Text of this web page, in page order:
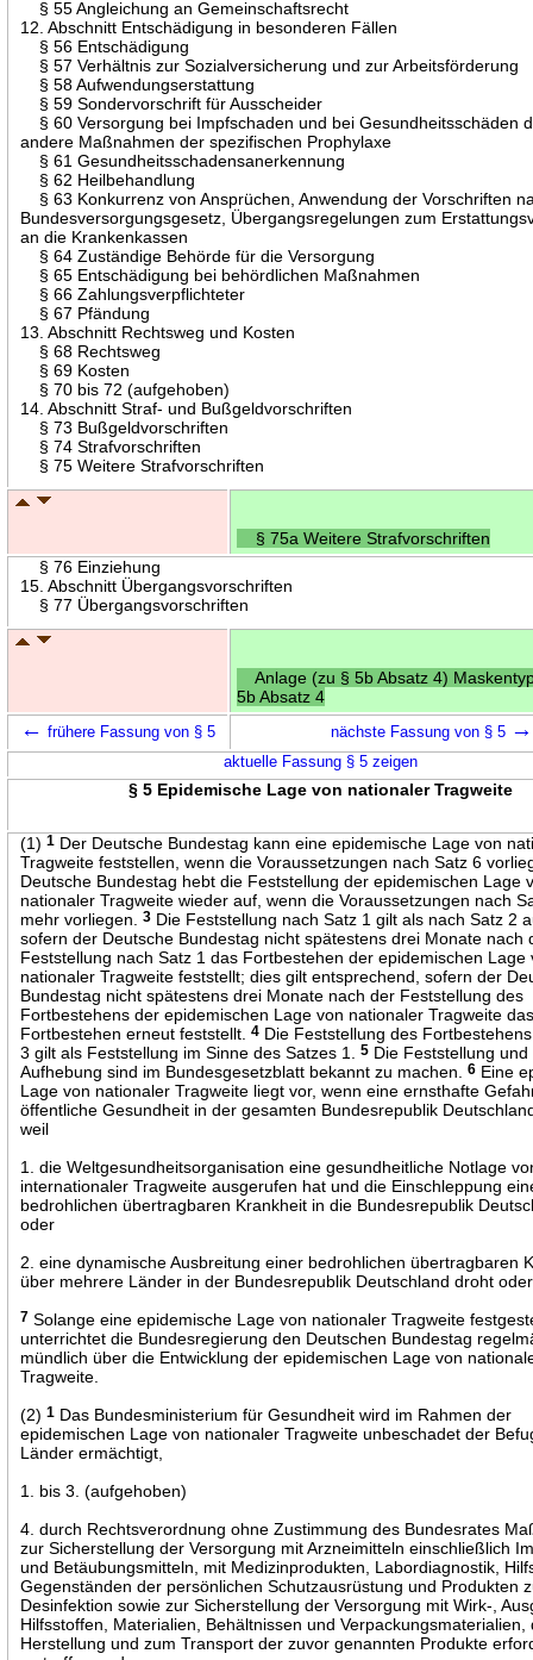
§ 55 Angleichung an Gemeinschaftsrecht
12. Abschnitt Entschädigung in besonderen Fällen
§ 56 Entschädigung
§ 57 Verhältnis zur Sozialversicherung und zur Arbeitsförderung
§ 58 Aufwendungserstattung
§ 59 Sondervorschrift für Ausscheider
§ 60 Versorgung bei Impfschaden und bei Gesundheitsschäden
andere Maßnahmen der spezifischen Prophylaxe
§ 61 Gesundheitsschadensanerkennung
§ 62 Heilbehandlung
§ 63 Konkurrenz von Ansprüchen, Anwendung der Vorschriften
Bundesversorgungsgesetz, Übergangsregelungen zum
an die Krankenkassen
§ 64 Zuständige Behörde für die Versorgung
§ 65 Entschädigung bei behördlichen Maßnahmen
§ 66 Zahlungsverpflichteter
§ 67 Pfändung
13. Abschnitt Rechtsweg und Kosten
§ 68 Rechtsweg
§ 69 Kosten
§ 70 bis 72 (aufgehoben)
14. Abschnitt Straf- und Bußgeldvorschriften
§ 73 Bußgeldvorschriften
§ 74 Strafvorschriften
§ 75 Weitere Strafvorschriften
§ 75a Weitere Strafvorschriften
§ 76 Einziehung
15. Abschnitt Übergangsvorschriften
§ 77 Übergangsvorschriften
Anlage (zu § 5b Absatz 4)
5b Absatz 4
← frühere Fassung von § 5 nächste Fassung von § 5 →
aktuelle Fassung § 5 zeigen
§ 5 Epidemische Lage von nationaler Tragweite
(1)1 Der Deutsche Bundestag kann eine epidemische Lage von
Tragweite feststellen, wenn die Voraussetzungen nach Satz 6
Deutsche Bundestag hebt die Feststellung der epidemischen Lage
nationaler Tragweite wieder auf, wenn die Voraussetzungen nach
mehr vorliegen.3 Die Feststellung nach Satz 1 gilt als nach Satz 2
sofern der Deutsche Bundestag nicht spätestens drei Monate nach
Feststellung nach Satz 1 das Fortbestehen der epidemischen Lage
nationaler Tragweite feststellt; dies gilt entsprechend, sofern der
Bundestag nicht spätestens drei Monate nach der Feststellung des
Fortbestehens der epidemischen Lage von nationaler Tragweite
Fortbestehen erneut feststellt.4 Die Feststellung des
3 gilt als Feststellung im Sinne des Satzes 1.5 Die Feststellung und
Aufhebung sind im Bundesgesetzblatt bekannt zu machen.6 Eine
Lage von nationaler Tragweite liegt vor, wenn eine ernsthafte
öffentliche Gesundheit in der gesamten Bundesrepublik
weil
1. die Weltgesundheitsorganisation eine gesundheitliche Notlage
internationaler Tragweite ausgerufen hat und die Einschleppung
bedrohlichen übertragbaren Krankheit in die Bundesrepublik
oder
2. eine dynamische Ausbreitung einer bedrohlichen übertragbaren
über mehrere Länder in der Bundesrepublik Deutschland droht
7 Solange eine epidemische Lage von nationaler Tragweite
unterrichtet die Bundesregierung den Deutschen Bundestag
mündlich über die Entwicklung der epidemischen Lage von
Tragweite.
(2)1 Das Bundesministerium für Gesundheit wird im Rahmen der
epidemischen Lage von nationaler Tragweite unbeschadet der
Länder ermächtigt,
1. bis 3. (aufgehoben)
4. durch Rechtsverordnung ohne Zustimmung des Bundesrates
zur Sicherstellung der Versorgung mit Arzneimitteln einschließlich
und Betäubungsmitteln, mit Medizinprodukten, Labordiagnostik,
Gegenständen der persönlichen Schutzausrüstung und Produkten
Desinfektion sowie zur Sicherstellung der Versorgung mit Wirk-,
Hilfsstoffen, Materialien, Behältnissen und Verpackungsmaterialien,
Herstellung und zum Transport der zuvor genannten Produkte